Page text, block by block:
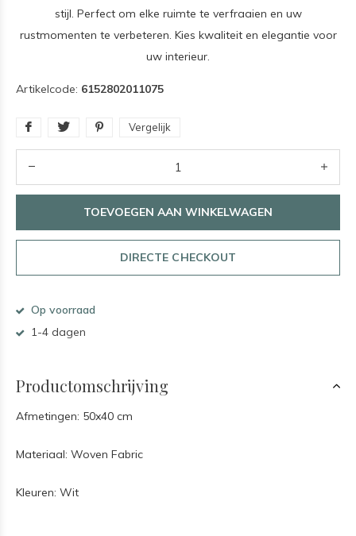
stijl. Perfect om elke ruimte te verfraaien en uw
rustmomenten te verbeteren. Kies kwaliteit en elegantie voor
uw interieur.
Artikelcode: 6152802011075
Vergelijk
TOEVOEGEN AAN WINKELWAGEN
DIRECTE CHECKOUT
Op voorraad
1-4 dagen
Productomschrijving
Afmetingen: 50x40 cm
Materiaal: Woven Fabric
Kleuren: Wit